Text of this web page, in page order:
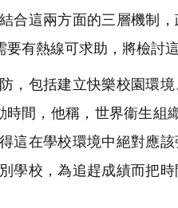
合這兩方面的三層機制
有熱線可求助，將檢討
，包括建立快樂校園環
間，他稱，世界衞生
這在學校環境中絕對應
學校，為追趕成績而把